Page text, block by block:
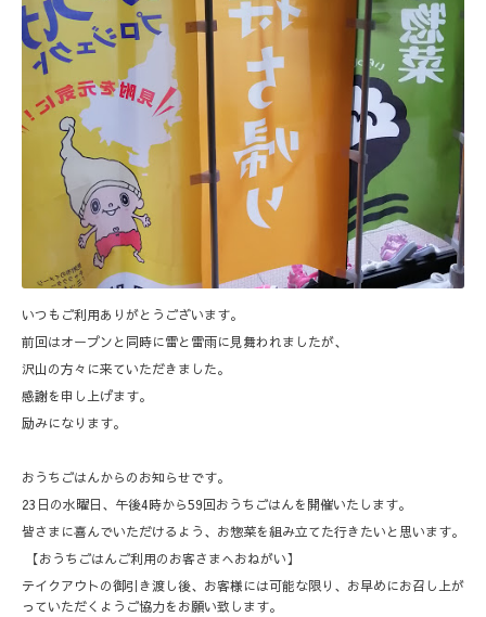
いつもご利用ありがとうございます。
前回はオープンと同時に雷と雷雨に見舞われましたが、
沢山の方々に来ていただきました。
感謝を申し上げます。
励みになります。
おうちごはんからのお知らせです。
23日の水曜日、午後4時から59回おうちごはんを開催いたします。
皆さまに喜んでいただけるよう、お惣菜を組み立てた行きたいと思います。
【おうちごはんご利用のお客さまへおねがい】
テイクアウトの御引き渡し後、お客様には可能な限り、お早めにお召し上が
っていただくようご協力をお願い致します。